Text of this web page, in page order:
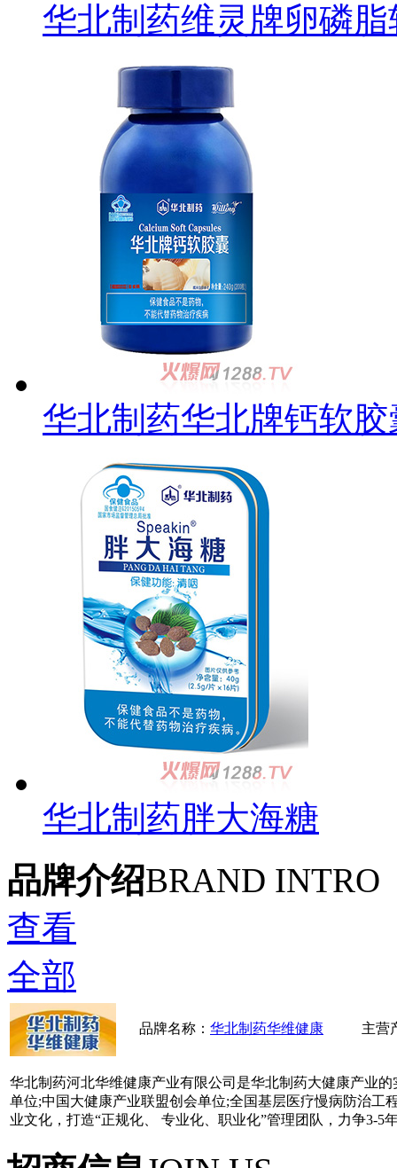
华北制药维灵牌卵磷
华北制药华北牌钙软胶
华北制药胖大海糖
品牌介绍BRAND INTRO
查看
全部
品牌名称： 华北制药华维健康 主营
华北制药河北华维健康产业有限公司是华北制药大健康产业
单位;中国大健康产业联盟创会单位;全国基层医疗慢病防治工
业文化，打造“正规化、 专业化、职业化”管理团队，力争3-5